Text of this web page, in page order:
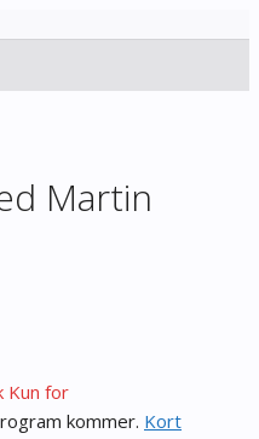
Martin
Kun for
kommer. Kort